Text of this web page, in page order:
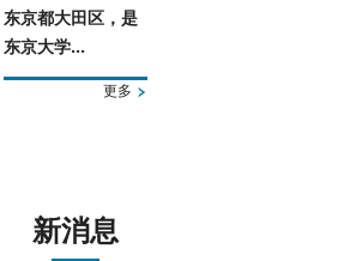
东京都大田区，是
东京大学...
更多
新消息